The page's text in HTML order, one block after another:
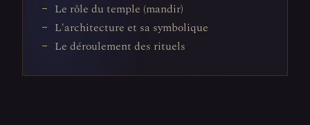
Le rôle du temple (mandir)
L'architecture et sa symbolique
Le déroulement des rituels